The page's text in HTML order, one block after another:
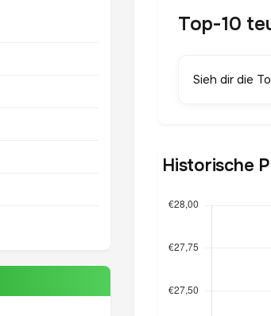
Top-10
Sieh dir die
Historische